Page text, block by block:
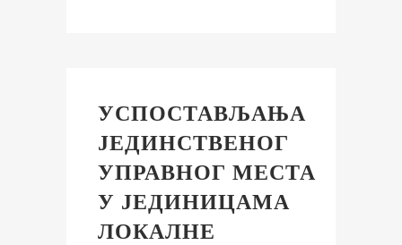
УСПОСТАВЉАЊА
ЈЕДИНСТВЕНОГ
УПРАВНОГ МЕСТА
У ЈЕДИНИЦАМА
ЛОКАЛНЕ